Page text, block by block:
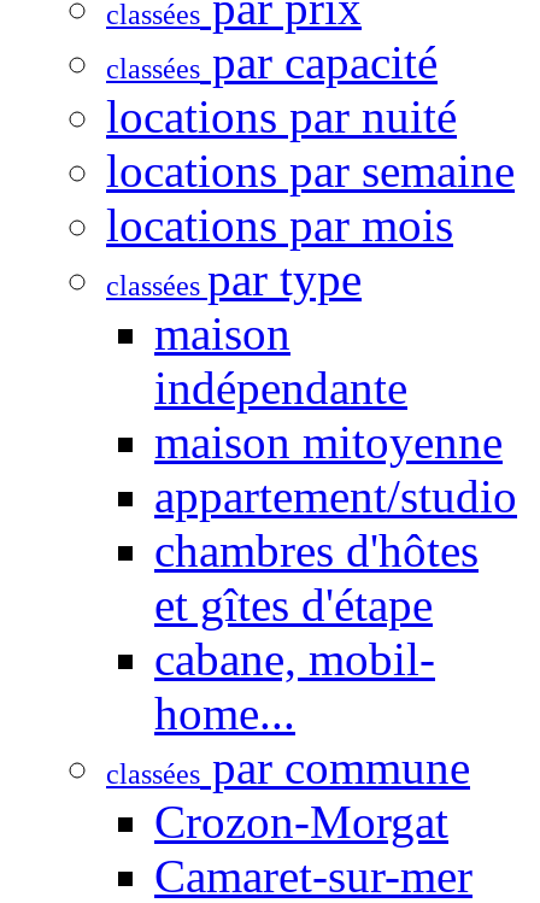
classées
classées par capacité
locations par nuité
locations par semaine
locations par mois
classées par type
maison
indépendante
maison mitoyenne
appartement/studio
chambres d'hôtes
et gîtes d'étape
cabane, mobil-
home...
classées par commune
Crozon-Morgat
Camaret-sur-mer